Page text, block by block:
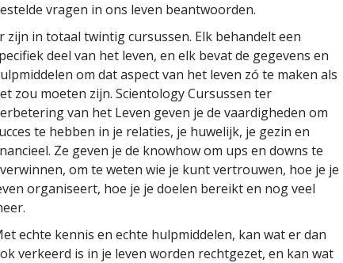
vragen in ons leven beantwoorden.
zijn in totaal twintig cursussen. Elk behandelt een
deel van het leven, en elk bevat de gegevens en
om dat aspect van het leven zó te maken als
zou moeten zijn. Scientology Cursussen ter
van het Leven geven je de vaardigheden om
te hebben in je relaties, je huwelijk, je gezin en
Ze geven je de knowhow om ups en downs te
om te weten wie je kunt vertrouwen, hoe je je
organiseert, hoe je je doelen bereikt en nog veel
echte kennis en echte hulpmiddelen, kan wat er dan
verkeerd is in je leven worden rechtgezet, en kan wat